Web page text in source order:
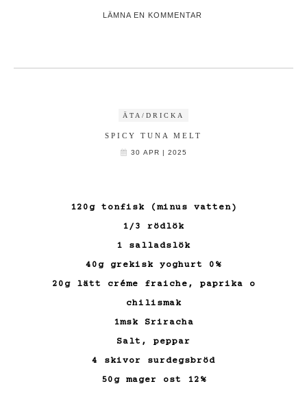
LÄMNA EN KOMMENTAR
ÄTA/DRICKA
SPICY TUNA MELT
30 APR | 2025
120g tonfisk (minus vatten)
1/3 rödlök
1 salladslök
40g grekisk yoghurt 0%
20g lätt créme fraiche, paprika o
chilismak
1msk Sriracha
Salt, peppar
4 skivor surdegsbröd
50g mager ost 12%